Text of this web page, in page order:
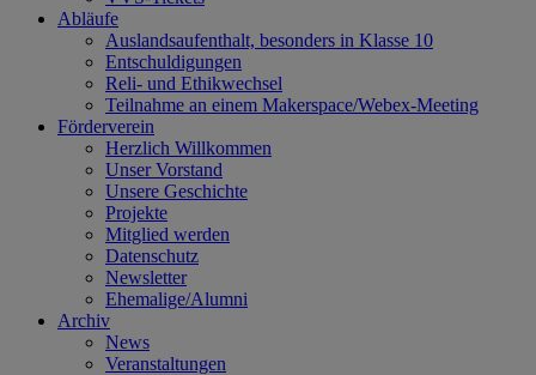
Abläufe
Auslandsaufenthalt, besonders in Klasse 10
Entschuldigungen
Reli- und Ethikwechsel
Teilnahme an einem Makerspace/Webex-Meeting
Förderverein
Herzlich Willkommen
Unser Vorstand
Unsere Geschichte
Projekte
Mitglied werden
Datenschutz
Newsletter
Ehemalige/Alumni
Archiv
News
Veranstaltungen